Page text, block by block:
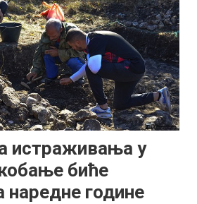
истраживања у
биће
наредне године